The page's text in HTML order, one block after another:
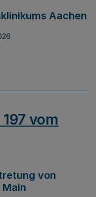
Aachen
vom
von